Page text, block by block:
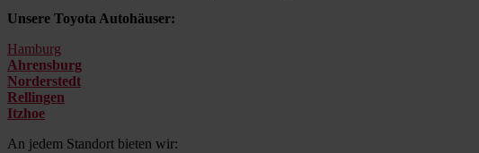
Unsere Toyota Autohäuser:
Hamburg
Ahrensburg
Norderstedt
Rellingen
Itzhoe
An jedem Standort bieten wir: